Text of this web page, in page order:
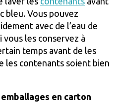
bleu. Vous pouvez
avec de l’eau de
les conservez à
temps avant de les
les contenants soient bien
en carton